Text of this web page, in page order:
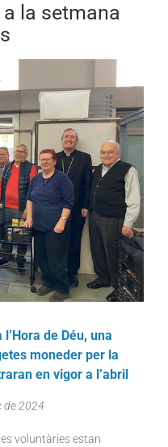
la setmana
de Déu, una
moneder per la
en vigor a l’abril
de 2024
voluntàries estan